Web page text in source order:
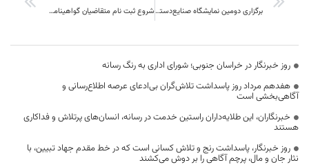
برگزاری دومین نمایشگاه صنایع‌دستی ملی در خراسان‌جنوبی شروع ثبت نام متقاضیان گواهینامه استانی رعایت حقوق مصرف کنندگان
روز خبرنگار در خراسان جنوبی؛ شورای اداری به رنگ رسانه
هفدهم مرداد روز پاسداشت تلاش‌گران بی‌ادعای عرصه اطلاع‌رسانی و
آگاهی‌بخشی است
خبرنگاران، این طلایه‌داران راستین خدمت در رسانه، انسان‌های پرتلاش و فداکاری
هستند
روز خبرنگار، پاسداشت رنج و تلاش کسانی است که در خط مقدم جهاد تبیین، با
نثار جان و مال، پرچم آگاهی را بر دوش می‌کشند